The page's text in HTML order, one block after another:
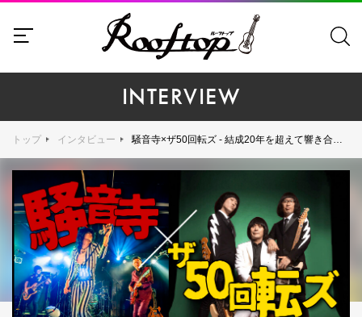
INTERVIEW
トップ インタビュー 騒音寺×ザ50回転ズ - 結成20年を超えて響き合うロックンロールの教訓とアナログの質感